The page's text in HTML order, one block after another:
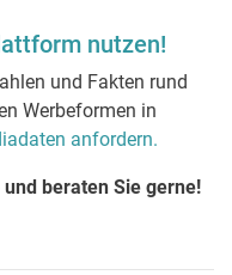
nutzen!
und Fakten rund
Werbeformen in
anfordern.
beraten Sie gerne!